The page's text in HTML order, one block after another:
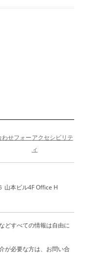
わせフォーアクセシビリテ
ィ
山本ビル4F Office H
どすべての情報は自由に
が必要な方は、お問い合